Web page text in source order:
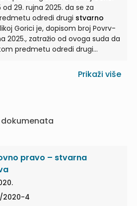
tuženika navodi se da ne
bi bilo očito da će se pred
sudom...
29. rujna 2025. da se za
odredi drugi stvarno
2025., zatražio od ovoga suda da
predmetu odredi drugi
suda u Velikoj Gorici, što
na prijedlog stranke zatražiti od
vrste da odredi da u
postupa drugi
postupanje odredi drugi
Prikaži više
dokumenata
pravo – stvarna
2020-4